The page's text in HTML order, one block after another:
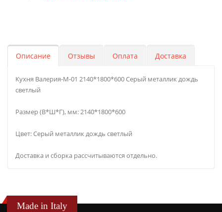
Описание Отзывы Оплата Доставка
Кухня Валерия-М-01 2140*1800*600 Серый металлик дождь
светлый
Размер (В*Ш*Г), мм: 2140*1800*600
Цвет: Серый металлик дождь светлый
Доставка и сборка рассчитываются отдельно.
Made in Italy